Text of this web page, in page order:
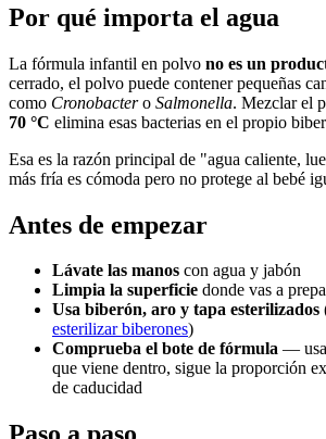
Por qué importa el agua
La fórmula infantil en polvo no es un
cerrado, el polvo puede contener pequeñas
como Cronobactero Salmonella. Mezclar el
70 °C elimina esas bacterias en el propio
Esa es la razón principal de "agua caliente,
más fría es cómoda pero no protege al bebé
Antes de empezar
Lávate las manos con agua y jabón
Limpia la superficie donde vas a
Usa biberón, aro y tapa esterilizados
esterilizar biberones)
Comprueba el bote de fórmula — usa
que viene dentro, sigue la proporción
de caducidad